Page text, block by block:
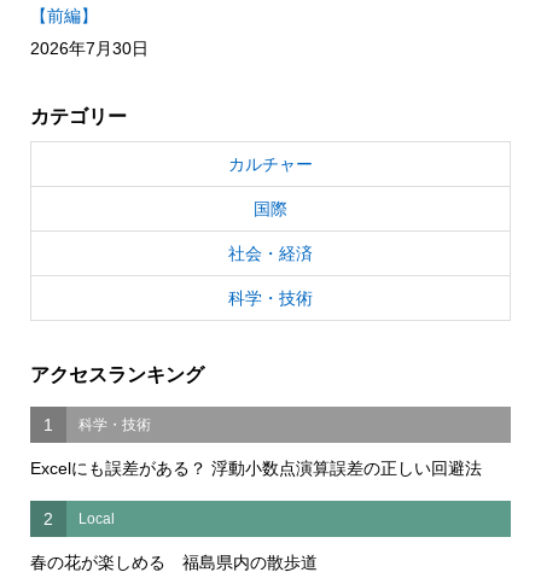
【前編】
2026年7月30日
カテゴリー
カルチャー
国際
社会・経済
科学・技術
アクセスランキング
1 科学・技術
Excelにも誤差がある？ 浮動小数点演算誤差の正しい回避法
2 Local
春の花が楽しめる 福島県内の散歩道